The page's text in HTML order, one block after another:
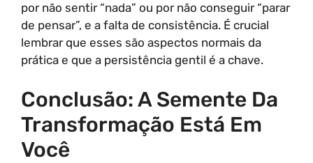
por não sentir “nada” ou por não conseguir “parar
de pensar”, e a falta de consistência. É crucial
lembrar que esses são aspectos normais da
prática e que a persistência gentil é a chave.
Conclusão: A Semente Da
Transformação Está Em
Você